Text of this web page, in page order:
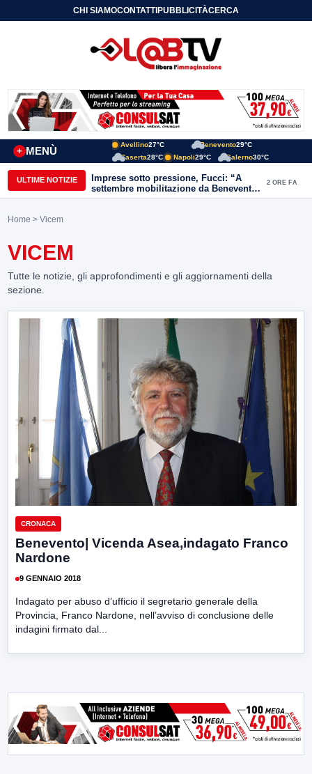
CHI SIAMOCONTATTIPUBBLICITÀCERCA
MENÙ
+
Avellino27°C Benevento29°C
Caserta28°C Napoli29°C Salerno30°C
ULTIME NOTIZIE
Imprese sotto pressione, Fucci: “A
settembre mobilitazione da Benevento
e Avellino”
2 ORE FA
Home > Vicem
VICEM
Tutte le notizie, gli approfondimenti e gli aggiornamenti della
sezione.
CRONACA
Benevento| Vicenda Asea,indagato Franco
Nardone
9 GENNAIO 2018
Indagato per abuso d’ufficio il segretario generale della
Provincia, Franco Nardone, nell’avviso di conclusione delle
indagini firmato dal...